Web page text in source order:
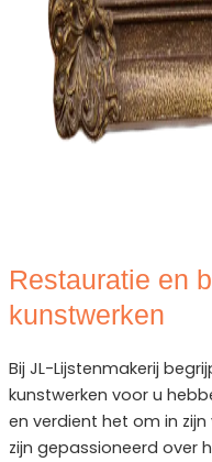
Restauratie en
kunstwerken
Bij JL-Lijstenmakerij
kunstwerken voor u
en verdient het om in
zijn gepassioneerd over